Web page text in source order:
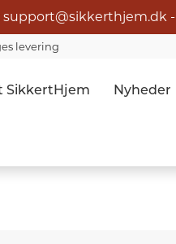
support@sikkerthjem.dk -
levering
SikkertHjem Nyheder